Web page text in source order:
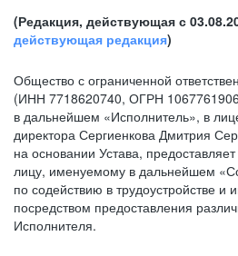
(Редакция, действующая с
действующая редакция)
Общество с ограниченной
(ИНН 7718620740, ОГРН
в дальнейшем «Исполнитель», в
директора Сергиенкова Дмитрия
на основании Устава,
лицу, именуемому в дальнейшем
по содействию в трудоустройстве и
посредством предоставления
Исполнителя.